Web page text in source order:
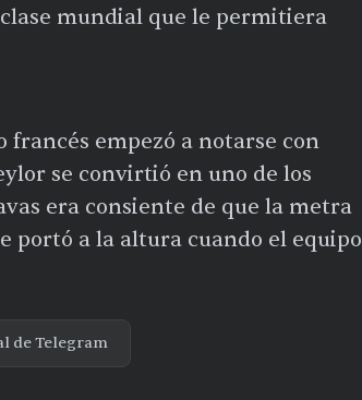
mundial que le permitiera
francés empezó a notarse con
se convirtió en uno de los
era consiente de que la metra
portó a la altura cuando el equipo
de Telegram